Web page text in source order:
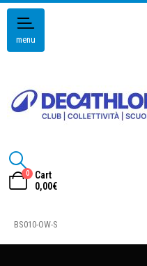
menu
0
Cart
0,00€
BS010-OW-S